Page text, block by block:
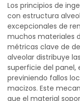
Los principios de
con estructura
excepcionales de
muchos materiales
métricas clave de
alveolar distribuye
superficie del panel,
previniendo fallos
macizos. Este
que el material